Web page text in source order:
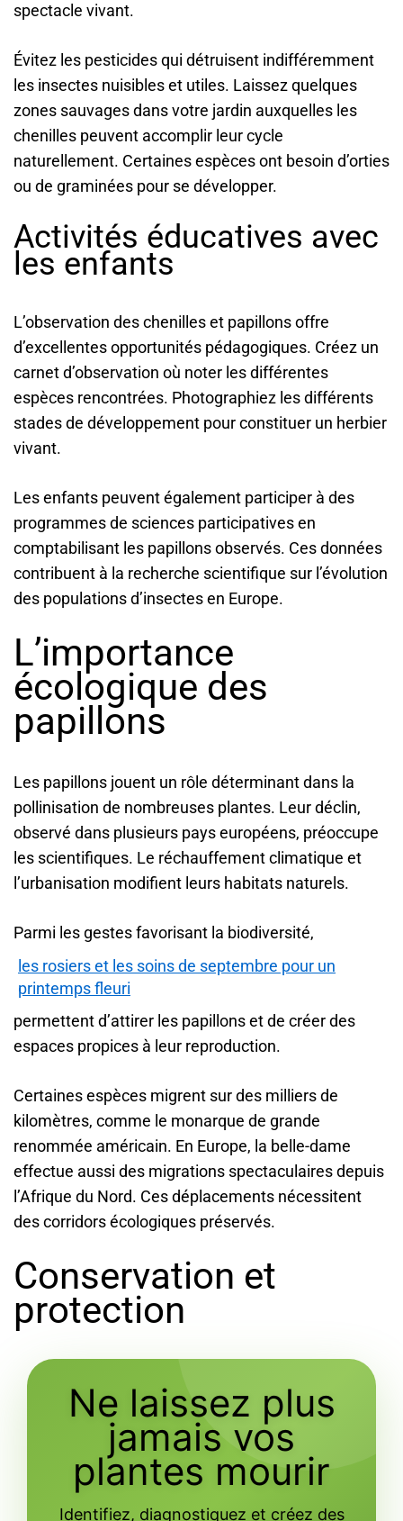
spectacle vivant.
Évitez les pesticides qui détruisent indifféremment
les insectes nuisibles et utiles. Laissez quelques
zones sauvages dans votre jardin auxquelles les
chenilles peuvent accomplir leur cycle
naturellement. Certaines espèces ont besoin d’orties
ou de graminées pour se développer.
Activités éducatives avec
les enfants
L’observation des chenilles et papillons offre
d’excellentes opportunités pédagogiques. Créez un
carnet d’observation où noter les différentes
espèces rencontrées. Photographiez les différents
stades de développement pour constituer un herbier
vivant.
Les enfants peuvent également participer à des
programmes de sciences participatives en
comptabilisant les papillons observés. Ces données
contribuent à la recherche scientifique sur l’évolution
des populations d’insectes en Europe.
L’importance
écologique des
papillons
Les papillons jouent un rôle déterminant dans la
pollinisation de nombreuses plantes. Leur déclin,
observé dans plusieurs pays européens, préoccupe
les scientifiques. Le réchauffement climatique et
l’urbanisation modifient leurs habitats naturels.
Parmi les gestes favorisant la biodiversité,
les rosiers et les soins de septembre pour un
printemps fleuri
permettent d’attirer les papillons et de créer des
espaces propices à leur reproduction.
Certaines espèces migrent sur des milliers de
kilomètres, comme le monarque de grande
renommée américain. En Europe, la belle-dame
effectue aussi des migrations spectaculaires depuis
l’Afrique du Nord. Ces déplacements nécessitent
des corridors écologiques préservés.
Conservation et
protection
Ne laissez plus
jamais vos
plantes mourir
Identifiez, diagnostiquez et créez des